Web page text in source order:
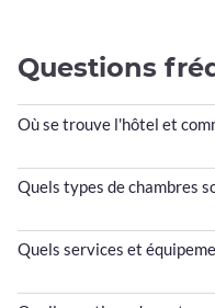
Questions
Où se trouve l'hôtel et
Quels types de chambres
Quels services et